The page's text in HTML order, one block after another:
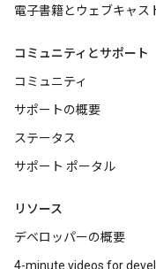
電子書籍とウェブキャス
コミュニティとサポート
コミュニティ
サポートの概要
ステータス
サポート ポータル
リソース
デベロッパーの概要
4-minute videos for